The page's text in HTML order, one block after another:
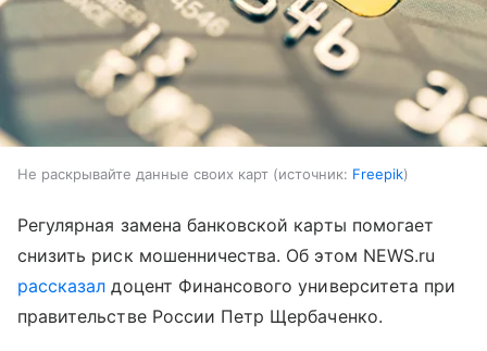
Не раскрывайте данные своих карт источник: Freepik
Регулярная замена банковской карты помогает
снизить риск мошенничества. Об этом NEWS.ru
рассказал доцент Финансового университета при
правительстве России Петр Щербаченко.